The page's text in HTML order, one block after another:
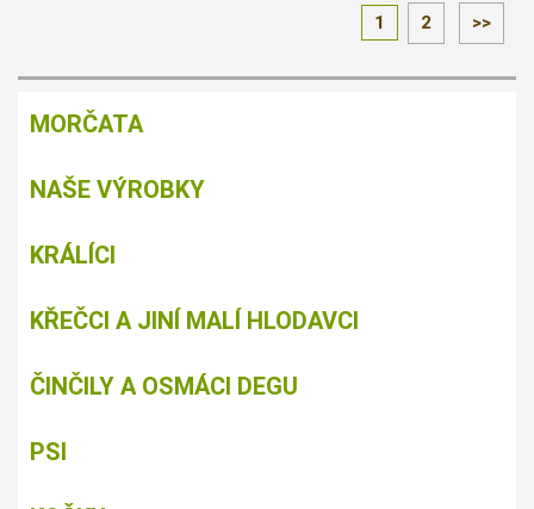
1 2 >>
MORČATA
NAŠE VÝROBKY
KRÁLÍCI
KŘEČCI A JINÍ MALÍ HLODAVCI
ČINČILY A OSMÁCI DEGU
PSI